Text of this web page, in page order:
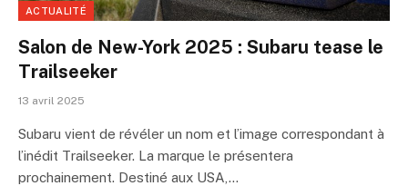
ACTUALITÉ
Salon de New-York 2025 : Subaru tease le
Trailseeker
13 avril 2025
Subaru vient de révéler un nom et l’image correspondant à
l’inédit Trailseeker. La marque le présentera
prochainement. Destiné aux USA,…